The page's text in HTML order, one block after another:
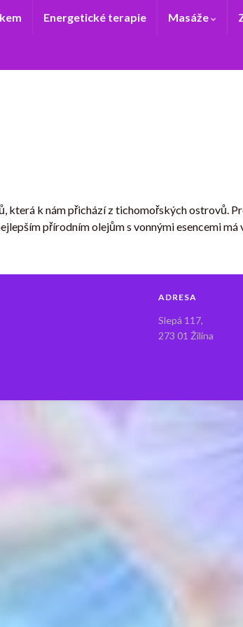
Energetické terapie Masáže
která k nám přichází z tichomořských ostrovů.
přírodním olejům s vonnými esencemi
ADRESA
Slepá 117,
273 01 Žilina